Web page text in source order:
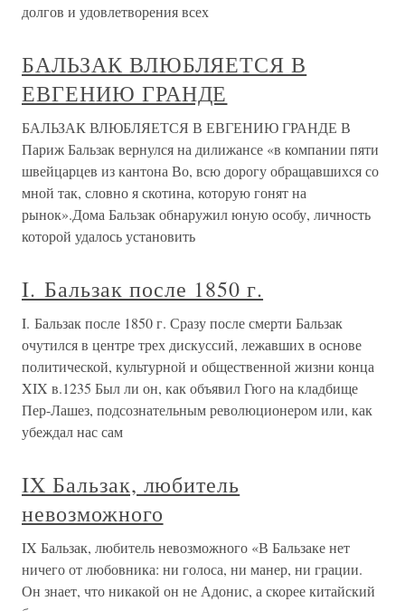
долгов и удовлетворения всех
БАЛЬЗАК ВЛЮБЛЯЕТСЯ В
ЕВГЕНИЮ ГРАНДЕ
БАЛЬЗАК ВЛЮБЛЯЕТСЯ В ЕВГЕНИЮ ГРАНДЕ В
Париж Бальзак вернулся на дилижансе «в компании пяти
швейцарцев из кантона Во, всю дорогу обращавшихся со
мной так, словно я скотина, которую гонят на
рынок».Дома Бальзак обнаружил юную особу, личность
которой удалось установить
I. Бальзак после 1850 г.
I. Бальзак после 1850 г. Сразу после смерти Бальзак
очутился в центре трех дискуссий, лежавших в основе
политической, культурной и общественной жизни конца
XIX в.1235 Был ли он, как объявил Гюго на кладбище
Пер-Лашез, подсознательным революционером или, как
убеждал нас сам
IX Бальзак, любитель
невозможного
IX Бальзак, любитель невозможного «В Бальзаке нет
ничего от любовника: ни голоса, ни манер, ни грации.
Он знает, что никакой он не Адонис, а скорее китайский